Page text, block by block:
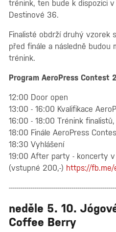
trénink, ten bude k dispozici v
Destinové 36.
Finalisté obdrží druhý vzorek
před finále a následně
trénink.
Program AeroPress Contest
12:00 Door open
13:00 - 16:00 Kvalifikace
16:00 - 18:00 Trénink
18:00 Finále AeroPress
18:30 Vyhlášení
19:00 After party - koncerty v
(vstupné 200,-) https://
neděle 5. 10.
Coffee Berry